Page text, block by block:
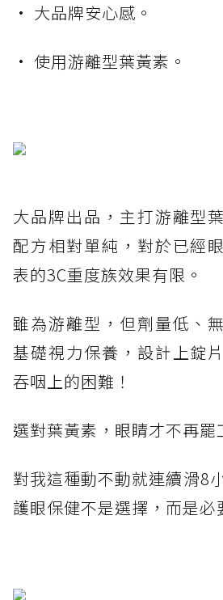
• 大品牌安心感。
• 使用游離型葉黃素。
大品牌出品，主打游離型
配方相對單純，對於已經
表的3C重度族效果有限。
雖為游離型，但劑量低、
基礎視力保養，設計上錠
吞咽上的困難！
選對葉黃素，眼睛才不再罷
對我這種動不動就連續滑8
護眼保健不是選擇，而是必